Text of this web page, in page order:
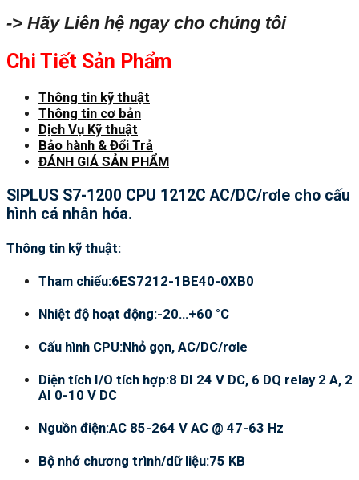
-> Hãy Liên hệ ngay cho chúng tôi
Chi Tiết Sản Phẩm
Thông tin kỹ thuật
Thông tin cơ bản
Dịch Vụ Kỹ thuật
Bảo hành & Đổi Trả
ĐÁNH GIÁ SẢN PHẨM
SIPLUS S7-1200 CPU 1212C AC/DC/rơle cho cấu
hình cá nhân hóa.
Thông tin kỹ thuật:
Tham chiếu:6ES7212-1BE40-0XB0
Nhiệt độ hoạt động:-20…+60 °C
Cấu hình CPU:Nhỏ gọn, AC/DC/rơle
Diện tích I/O tích hợp:8 DI 24 V DC, 6 DQ relay 2 A, 2
AI 0-10 V DC
Nguồn điện:AC 85-264 V AC @ 47-63 Hz
Bộ nhớ chương trình/dữ liệu:75 KB